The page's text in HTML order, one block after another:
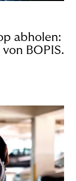
abholen:
BOPIS.